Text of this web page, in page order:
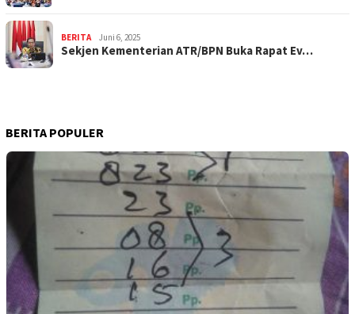
BERITA Juni 6, 2025
Sekjen Kementerian ATR/BPN Buka Rapat Ev…
BERITA POPULER